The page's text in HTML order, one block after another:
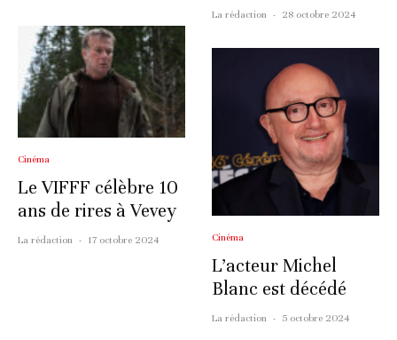
Cinéma
Le VIFFF célèbre 10
ans de rires à Vevey
La rédaction · 17 octobre 2024
La rédaction · 28 octobre 2024
Cinéma
L’acteur Michel
Blanc est décédé
La rédaction · 5 octobre 2024